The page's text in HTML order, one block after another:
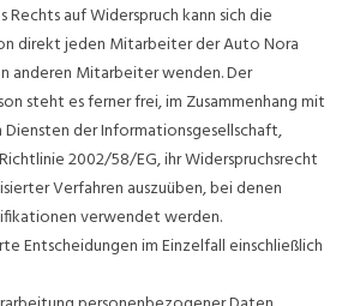
Rechts auf Widerspruch kann sich die
direkt jeden Mitarbeiter der Auto Nora
anderen Mitarbeiter wenden. Der
steht es ferner frei, im Zusammenhang mit
der Informationsgesellschaft,
2002/58/EG, ihr Widerspruchsrecht
Verfahren auszuüben, bei denen
verwendet werden.
Entscheidungen im Einzelfall einschließlich